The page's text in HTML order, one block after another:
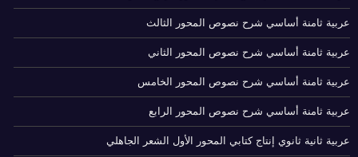
عربية ثامنة أساسي شرح نصوص المحور الثالث
عربية ثامنة أساسي شرح نصوص المحور الثاني
عربية ثامنة أساسي شرح نصوص المحور الخامس
عربية ثامنة أساسي شرح نصوص المحور الرابع
عربية ثانية ثانوي إنتاج كتابي المحور الأول الشعر الجاهلي